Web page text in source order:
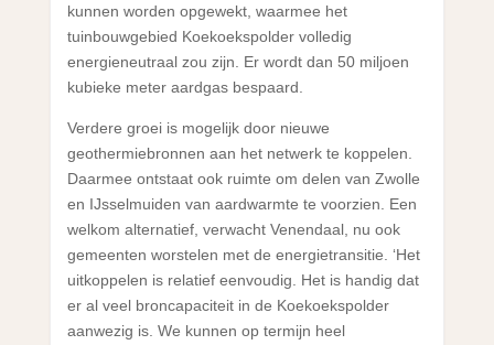
kunnen worden opgewekt, waarmee het
tuinbouwgebied Koekoekspolder volledig
energieneutraal zou zijn. Er wordt dan 50 miljoen
kubieke meter aardgas bespaard.
Verdere groei is mogelijk door nieuwe
geothermiebronnen aan het netwerk te koppelen.
Daarmee ontstaat ook ruimte om delen van Zwolle
en IJsselmuiden van aardwarmte te voorzien. Een
welkom alternatief, verwacht Venendaal, nu ook
gemeenten worstelen met de energietransitie. ‘Het
uitkoppelen is relatief eenvoudig. Het is handig dat
er al veel broncapaciteit in de Koekoekspolder
aanwezig is. We kunnen op termijn heel